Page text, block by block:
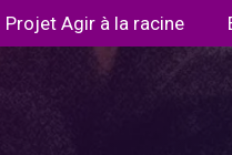
Projet Agir à la racine